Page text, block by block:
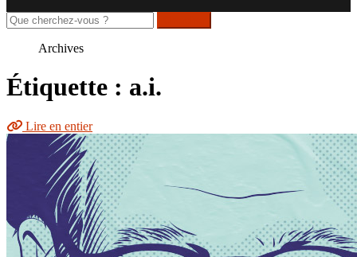
Rechercher
sur
Archives
Étiquette : a.i.
Lire en entier